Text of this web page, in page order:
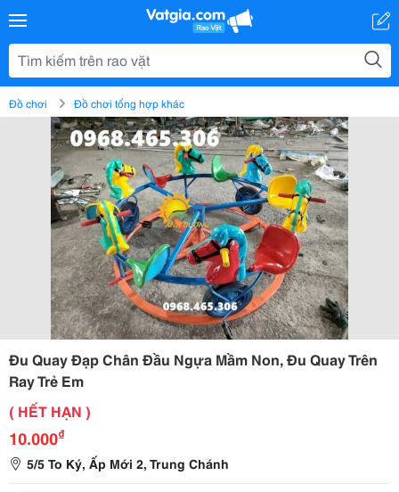
Đồ chơi Đồ chơi tổng hợp khác
Đu Quay Đạp Chân Đầu Ngựa Mầm Non, Đu Quay Trên
Ray Trẻ Em
( HẾT HẠN )
10.000₫
5/5 To Ký, Ấp Mới 2, Trung Chánh